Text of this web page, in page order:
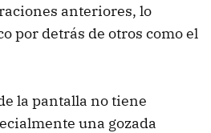
anteriores, lo
por detrás de otros como el
la pantalla no tiene
una gozada